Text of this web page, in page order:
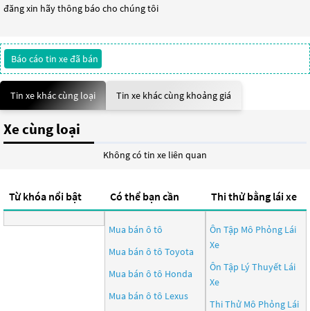
đăng xin hãy thông báo cho chúng tôi
Báo cáo tin xe đã bán
Tin xe khác cùng loại Tin xe khác cùng khoảng giá
Xe cùng loại
Không có tin xe liên quan
Từ khóa nổi bật Có thể bạn cần
Mua bán ô tô
Mua bán ô tô Toyota
Mua bán ô tô Honda
Mua bán ô tô Lexus
Thi thử bằng lái xe
Ôn Tập Mô Phỏng Lái
Xe
Ôn Tập Lý Thuyết Lái
Xe
Thi Thử Mô Phỏng Lái